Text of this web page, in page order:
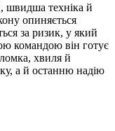
швидша техніка й
опиняється
за ризик, у який
командою він готує
хвиля й
а й останню надію